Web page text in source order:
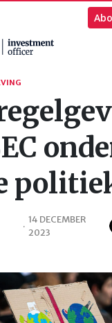
·
14 DECEMBER
2023